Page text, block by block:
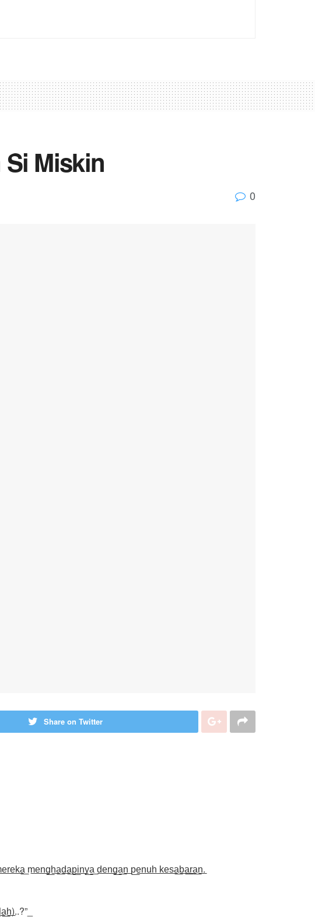
Miskin
0
Share on Twitter
m͟e͟n͟g͟h͟a͟d͟a͟p͟i͟n͟y͟a͟ d͟e͟n͟g͟a͟n͟ p͟e͟n͟u͟h͟ k͟e͟s͟a͟b͟a͟r͟a͟n͟.